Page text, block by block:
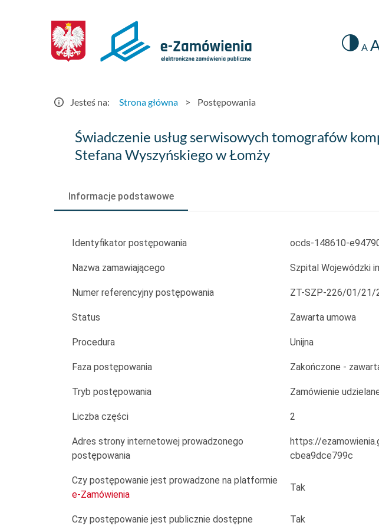
Postępowania
A
Jesteś na: Strona główna > Postępowania
Świadczenie
usług
tomografów
dla
Szpitala
Wojewódzkiego
im.
Kardynała
Stefana
Wyszyńskiego
Łomży
Świadczenie usług serwisowych tomografów
Stefana Wyszyńskiego w Łomży
Informacje podstawowe
Identyfikator postępowania ocds-148610-
Nazwa zamawiającego Szpital Wojewódzki
Numer referencyjny postępowania ZT-SZP-226/01/21/
Status Zawarta umowa
Procedura Unijna
Faza postępowania Zakończone -
Tryb postępowania Zamówienie
Liczba części 2
Adres strony internetowej prowadzonego
postępowania
https://
cbea9dce799c
Czy postępowanie jest prowadzone na platformie
e-Zamówienia
Tak
Czy postępowanie jest publicznie dostępne Tak